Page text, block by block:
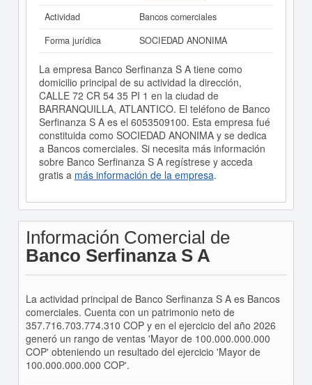
Actividad
Bancos comerciales
Forma jurídica
SOCIEDAD ANONIMA
La empresa Banco Serfinanza S A tiene como
domicilio principal de su actividad la dirección,
CALLE 72 CR 54 35 PI 1 en la ciudad de
BARRANQUILLA, ATLANTICO. El teléfono de Banco
Serfinanza S A es el 6053509100. Esta empresa fué
constituida como SOCIEDAD ANONIMA y se dedica
a Bancos comerciales. Si necesita más información
sobre Banco Serfinanza S A regístrese y acceda
gratis a más información de la empresa.
Información Comercial de
Banco Serfinanza S A
La actividad principal de Banco Serfinanza S A es Bancos
comerciales. Cuenta con un patrimonio neto de
357.716.703.774.310 COP y en el ejercicio del año 2026
generó un rango de ventas 'Mayor de 100.000.000.000
COP' obteniendo un resultado del ejercicio 'Mayor de
100.000.000.000 COP'.